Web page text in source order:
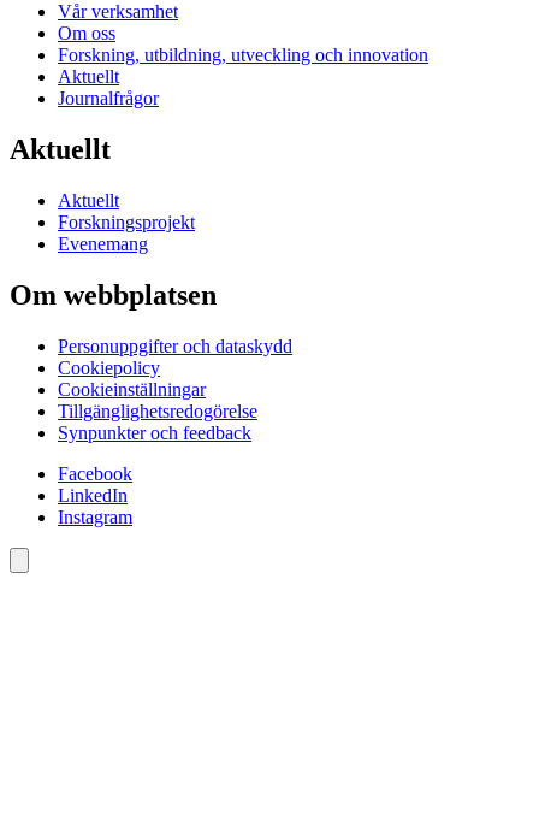
Vår verksamhet
Om oss
Forskning, utbildning, utveckling och innovation
Aktuellt
Journalfrågor
Aktuellt
Aktuellt
Forskningsprojekt
Evenemang
Om webbplatsen
Personuppgifter och dataskydd
Cookiepolicy
Cookieinställningar
Tillgänglighetsredogörelse
Synpunkter och feedback
Facebook
LinkedIn
Instagram